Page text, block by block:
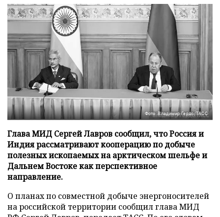
Фото: Владимир Гердо/ТАСС
Глава МИД Сергей Лавров сообщил, что Россия и
Индия рассматривают кооперацию по добыче
полезных ископаемых на арктическом шельфе и
Дальнем Востоке как перспективное
направление.
О планах по совместной добыче энергоносителей
на российской территории сообщил глава МИД